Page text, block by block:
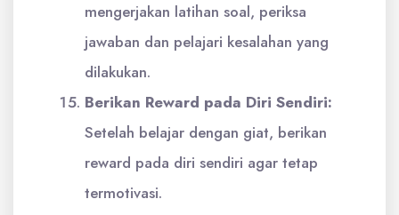
mengerjakan latihan soal, periksa
jawaban dan pelajari kesalahan yang
dilakukan.
Berikan Reward pada Diri Sendiri:
Setelah belajar dengan giat, berikan
reward pada diri sendiri agar tetap
termotivasi.